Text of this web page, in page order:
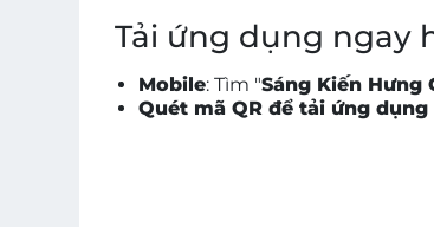
Tải ứng dụng ngay
Mobile: Tìm "Sáng Kiến Hưng
Quét mã QR để tải ứng